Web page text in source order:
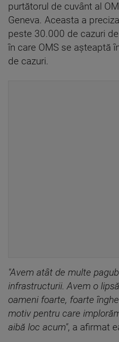
purtătorul de cuvânt al
Geneva. Aceasta a
peste 30.000 de cazuri
în care OMS se aşteaptă
de cazuri.
"Avem atât de multe
infrastructurii. Avem o
oameni foarte, foarte
motiv pentru care
aibă loc acum", a afirmat